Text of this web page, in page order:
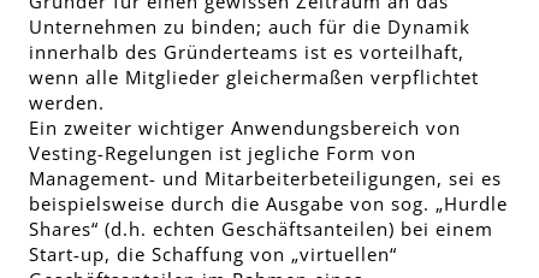
Unternehmen zu binden; auch für die Dynamik
innerhalb des Gründerteams ist es vorteilhaft,
wenn alle Mitglieder gleichermaßen verpflichtet
werden.
Ein zweiter wichtiger Anwendungsbereich von
Vesting-Regelungen ist jegliche Form von
Management- und Mitarbeiterbeteiligungen, sei es
beispielsweise durch die Ausgabe von sog. „Hurdle
Shares“ (d.h. echten Geschäftsanteilen) bei einem
Start-up, die Schaffung von „virtuellen“